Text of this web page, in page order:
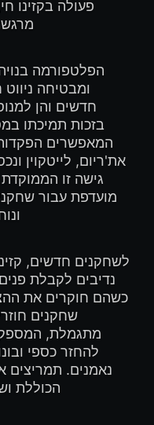
הפלטפורמה
ומבטיחה
בזכות תמיכתו
המאפשרים הפקדות
את'ריום, לייטקוין
גישה זו
מועדפת עבור
נדיבים לקבלת
כשהם חוקרים את
מתגמלת,
להחזר כספי
נאמנים.
הכוללת